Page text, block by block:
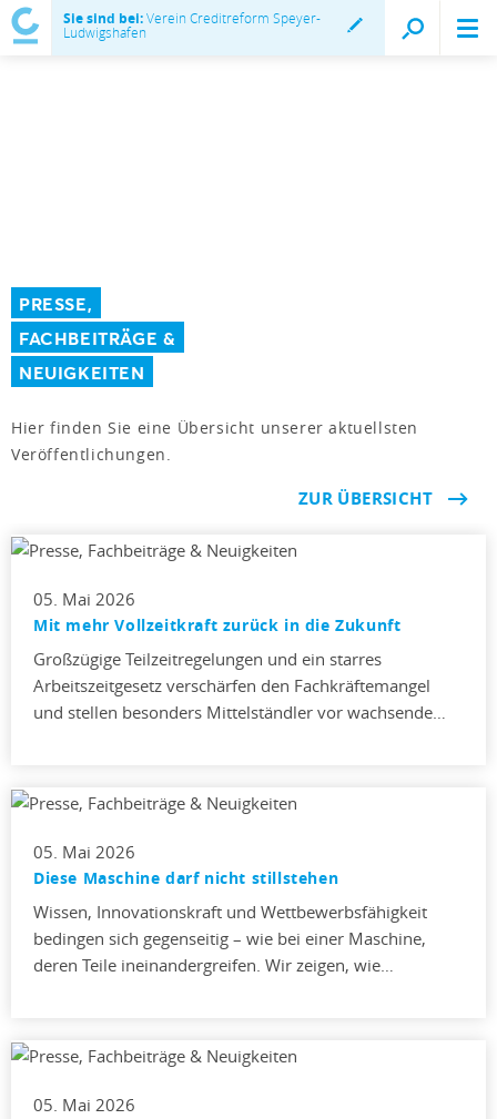
Sie sind bei:Verein Creditreform Speyer-
Ludwigshafen
PRESSE,
FACHBEITRÄGE &
NEUIGKEITEN
Hier finden Sie eine Übersicht unserer aktuellsten
Veröffentlichungen.
ZUR ÜBERSICHT
05. Mai 2026
Mit mehr Vollzeitkraft zurück in die Zukunft
Großzügige Teilzeitregelungen und ein starres
Arbeitszeitgesetz verschärfen den Fachkräftemangel
und stellen besonders Mittelständler vor wachsende…
05. Mai 2026
Diese Maschine darf nicht stillstehen
Wissen, Innovationskraft und Wettbewerbsfähigkeit
bedingen sich gegenseitig – wie bei einer Maschine,
deren Teile ineinandergreifen. Wir zeigen, wie…
05. Mai 2026